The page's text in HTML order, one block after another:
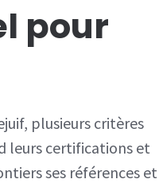
pour
plusieurs critères
leurs certifications et
ses références et